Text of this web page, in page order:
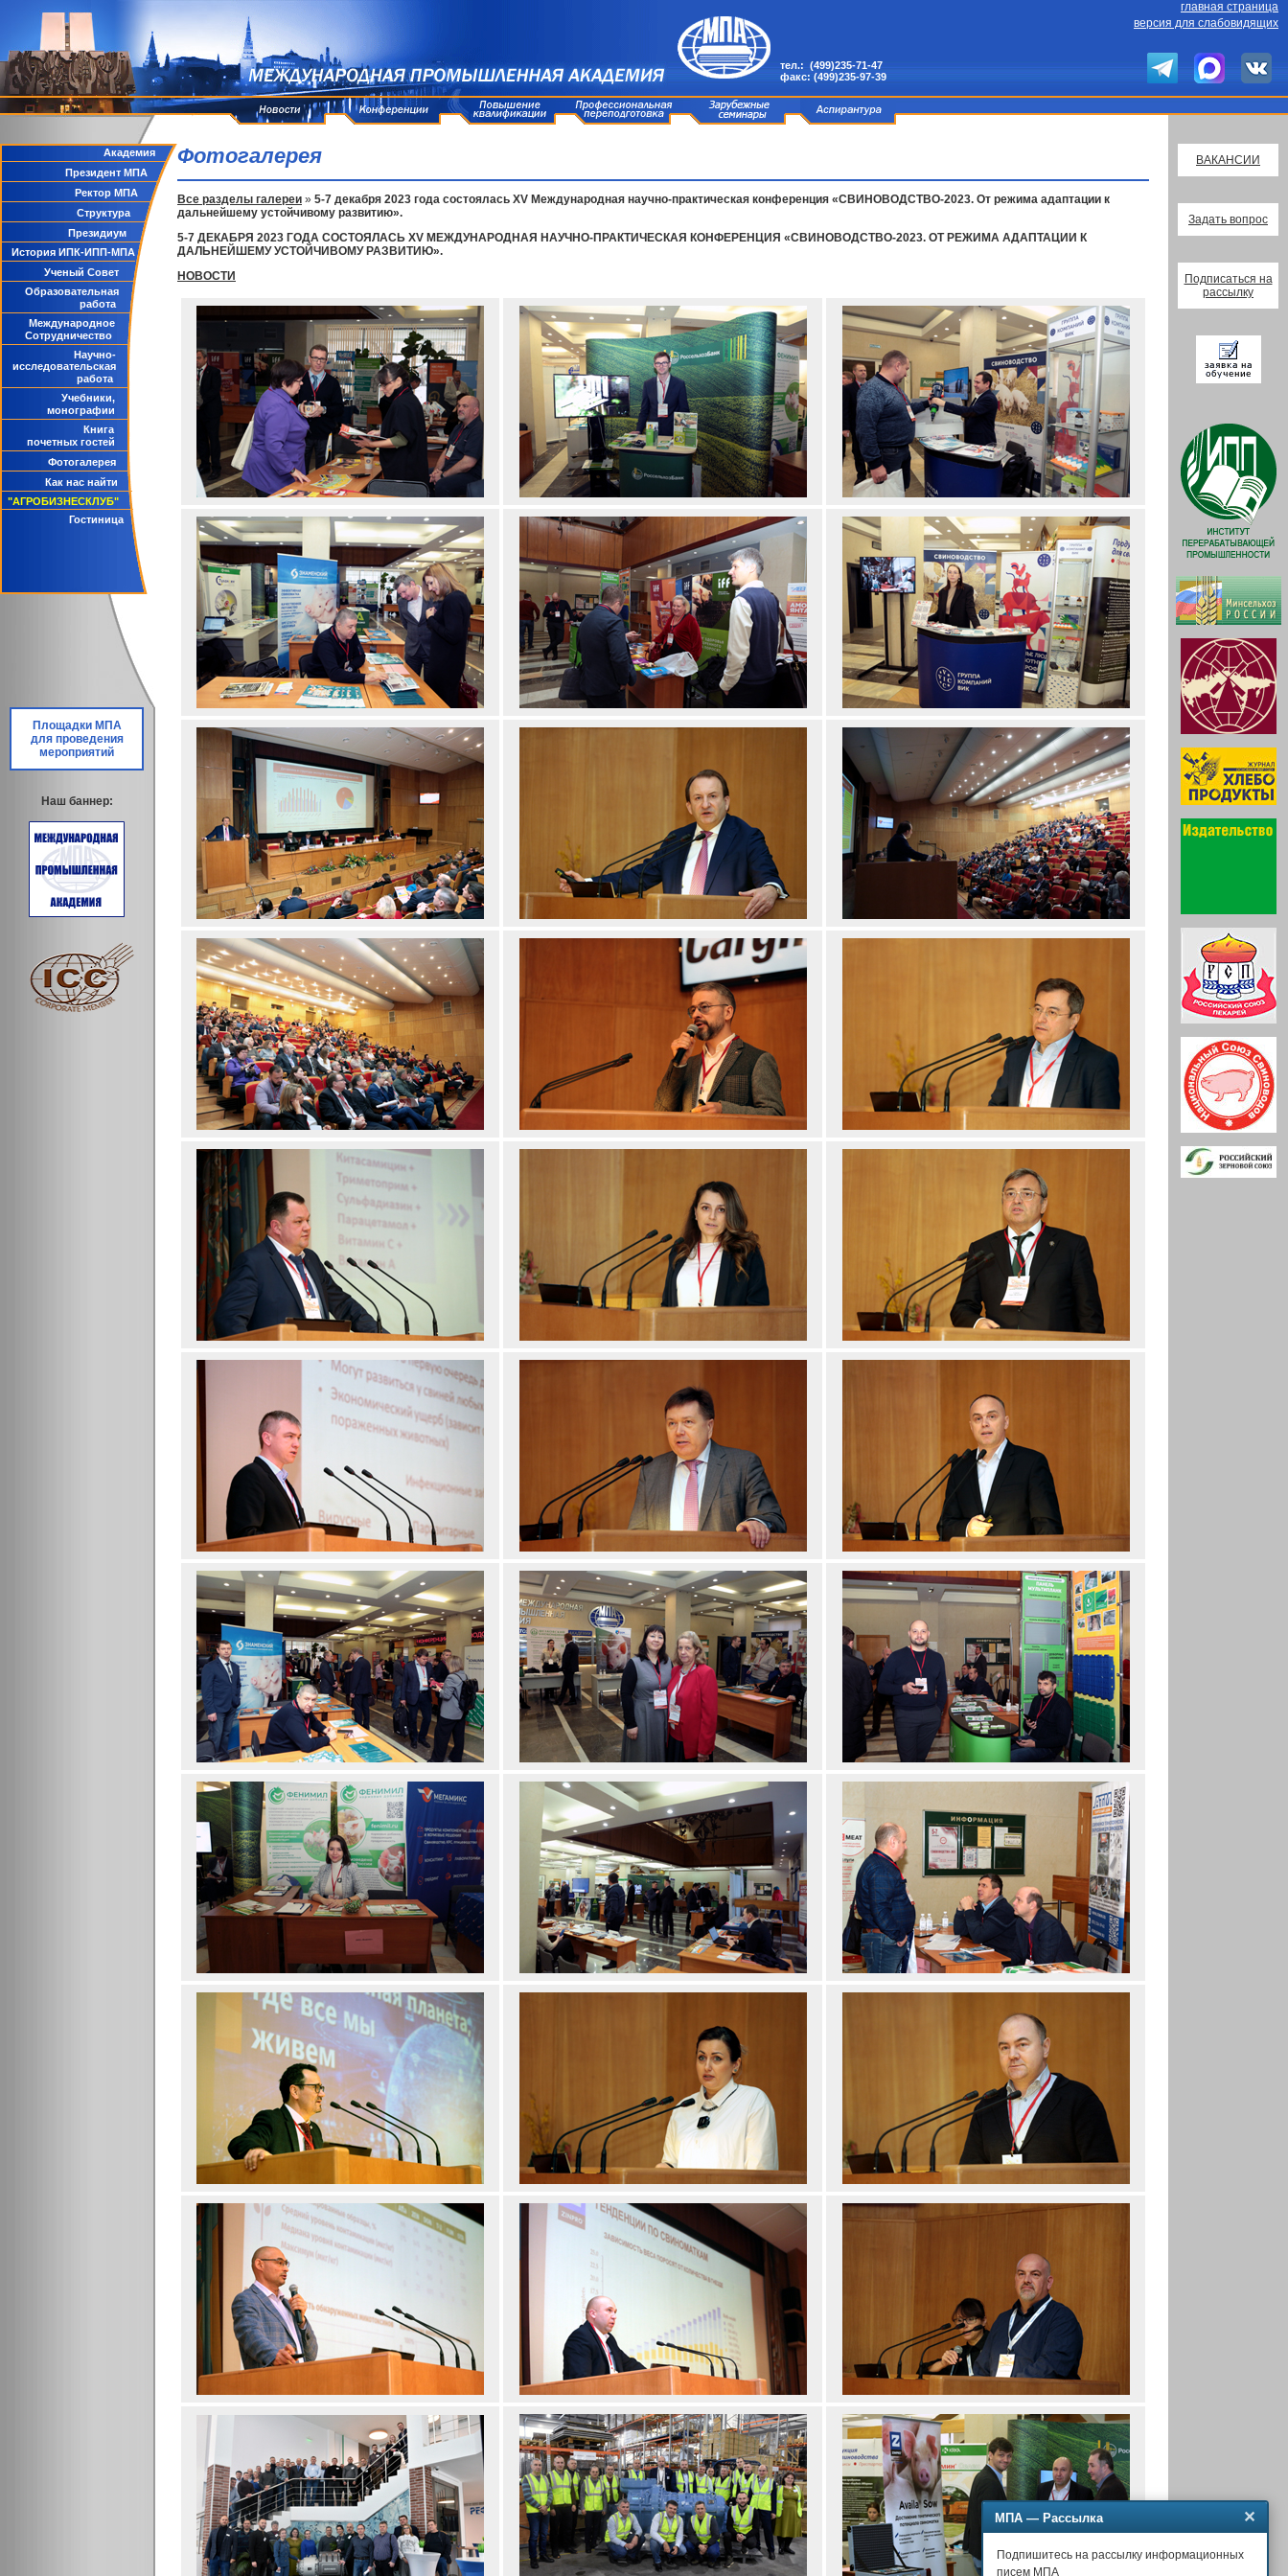
тел.: (499)235-71-47
факс: (499)235-97-39
главная страница
версия для слабовидящих
Академия
Президент МПА
Ректор МПА
Структура
Президиум
История ИПК-ИПП-МПА
Ученый Совет
Образовательная
работа
Международное
Сотрудничество
Научно-
исследовательская
работа
Учебники,
монографии
Книга
почетных гостей
Фотогалерея
Как нас найти
"АГРОБИЗНЕСКЛУБ"
Гостиница
Площадки МПА
для проведения
мероприятий
Наш баннер:
Фотогалерея
Все разделы галереи » 5-7 декабря 2023 года состоялась XV Международная научно-практическая конференция «СВИНОВОДСТВО-2023. От режима адаптации к
дальнейшему устойчивому развитию».
5-7 ДЕКАБРЯ 2023 ГОДА СОСТОЯЛАСЬ XV МЕЖДУНАРОДНАЯ НАУЧНО-ПРАКТИЧЕСКАЯ КОНФЕРЕНЦИЯ «СВИНОВОДСТВО-2023. ОТ РЕЖИМА АДАПТАЦИИ К
ДАЛЬНЕЙШЕМУ УСТОЙЧИВОМУ РАЗВИТИЮ».
НОВОСТИ
ВАКАНСИИ
Задать вопрос
Подписаться на
рассылку
МПА — Рассылка ✕
Подпишитесь на рассылку информационных
писем МПА